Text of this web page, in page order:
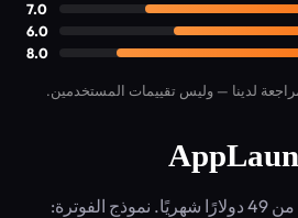
7.0
6.0
8.0
لدينا — وليس تقييمات المستخدمين.
أسعار AppLaunchpad: من 49 دولارًا شهريًا. نموذج الفوترة: